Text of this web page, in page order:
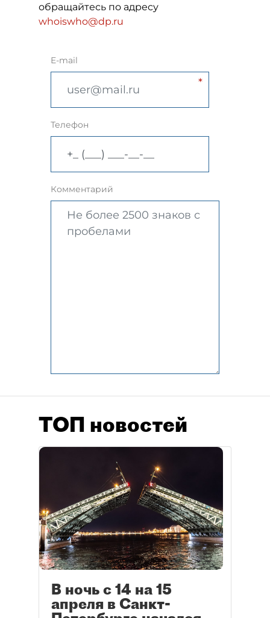
обращайтесь по адресу
whoiswho@dp.ru
E-mail
Телефон
Комментарий
ТОП новостей
В ночь с 14 на 15
апреля в Санкт-